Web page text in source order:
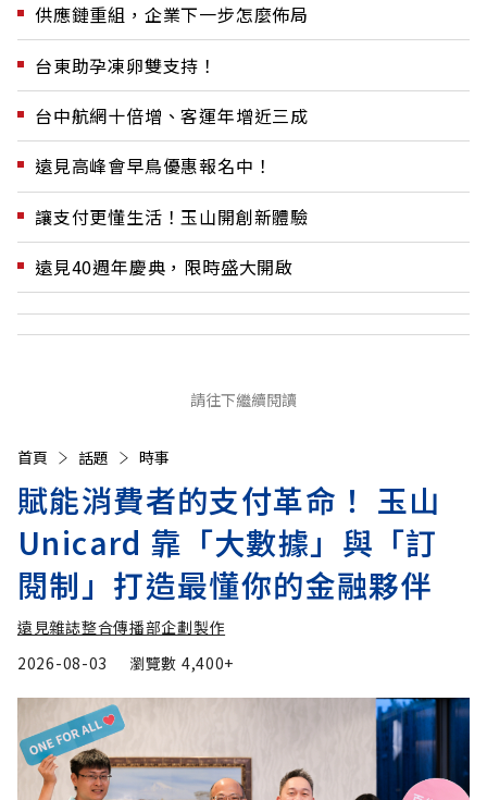
供應鏈重組，企業下一步怎麼佈局
台東助孕凍卵雙支持！
台中航網十倍增、客運年增近三成
遠見高峰會早鳥優惠報名中！
讓支付更懂生活！玉山開創新體驗
遠見40週年慶典，限時盛大開啟
請往下繼續閱讀
首頁 話題 時事
賦能消費者的支付革命！ 玉山
Unicard 靠「大數據」與「訂
閱制」打造最懂你的金融夥伴
遠見雜誌整合傳播部企劃製作
2026-08-03
瀏覽數 4,400+